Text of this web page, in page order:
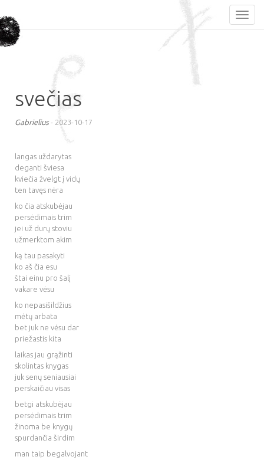
svečias
Gabrielius- 2023-10-17
langas uždarytas
deganti šviesa
kviečia žvelgt į vidų
ten tavęs nėra
ko čia atskubėjau
persėdimais trim
jei už durų stoviu
užmerktom akim
ką tau pasakyti
ko aš čia esu
štai einu pro šalį
vakare vėsu
ko nepasišildžius
mėtų arbata
bet juk ne vėsu dar
priežastis kita
laikas jau grąžinti
skolintas knygas
juk senų seniausiai
perskaičiau visas
betgi atskubėjau
persėdimais trim
žinoma be knygų
spurdančia širdim
man taip begalvojant